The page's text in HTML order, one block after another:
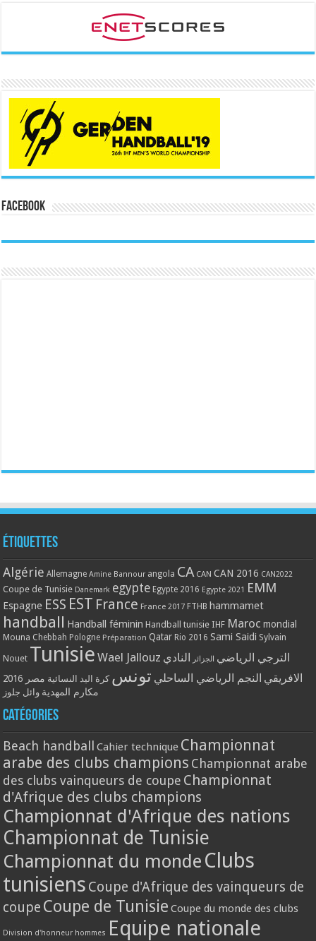
Facebook
Étiquettes
Algérie Allemagne Amine Bannour angola CA CAN CAN 2016 CAN2022
Coupe de Tunisie Danemark egypte Egypte 2016 Egypte 2021 EMM
Espagne ESS EST France France 2017 FTHB hammamet
handball Handball féminin Handball tunisie IHF Maroc mondial
Mouna Chebbah Pologne Préparation Qatar Rio 2016 Sami Saidi Sylvain
Nouet Tunisie Wael Jallouz الترجي الرياضي الجزائر النادي
الافريقي النجم الرياضي الساحلي تونس كرة اليد النسائية مصر 2016
مكارم المهدية وائل جلوز
Catégories
Beach handball Cahier technique Championnat
arabe des clubs champions Championnat arabe
des clubs vainqueurs de coupe Championnat
d'Afrique des clubs champions
Championnat d'Afrique des nations
Championnat de Tunisie
Championnat du monde Clubs
tunisiens Coupe d'Afrique des vainqueurs de
coupe Coupe de Tunisie Coupe du monde des clubs
Division d'honneur hommes Equipe nationale